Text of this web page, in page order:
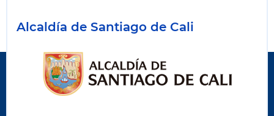
Alcaldía de Santiago de Cali